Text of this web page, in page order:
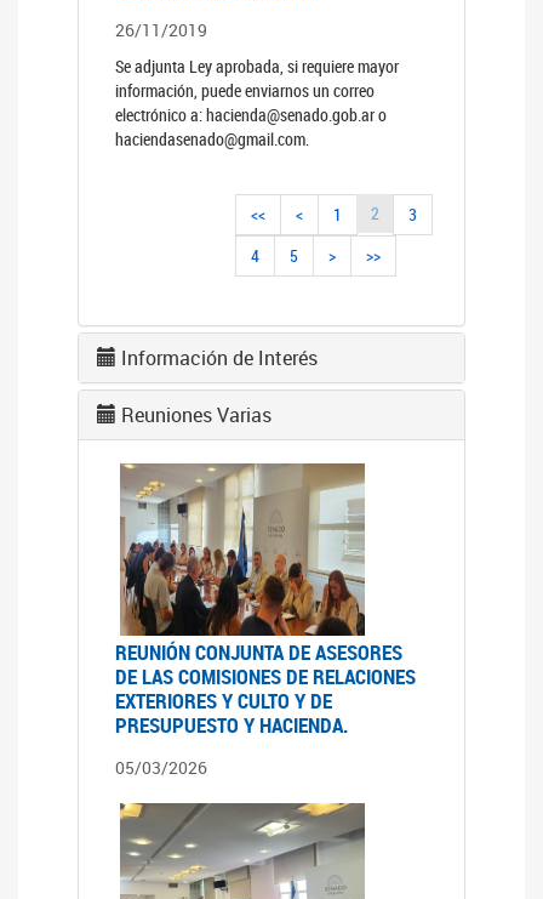
26/11/2019
Se adjunta Ley aprobada, si requiere mayor
información, puede enviarnos un correo
electrónico a: hacienda@senado.gob.ar o
haciendasenado@gmail.com.
<< < 1 2
3
4
5 > >>
Información de Interés
Reuniones Varias
REUNIÓN CONJUNTA DE ASESORES
DE LAS COMISIONES DE RELACIONES
EXTERIORES Y CULTO Y DE
PRESUPUESTO Y HACIENDA.
05/03/2026